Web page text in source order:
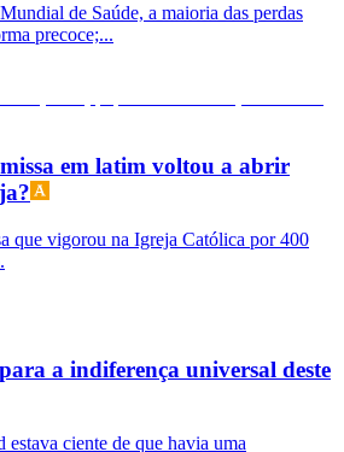
de Saúde, a maioria das perdas
precoce;...
em latim voltou a abrir
que vigorou na Igreja Católica por 400
a indiferença universal deste
estava ciente de que havia uma